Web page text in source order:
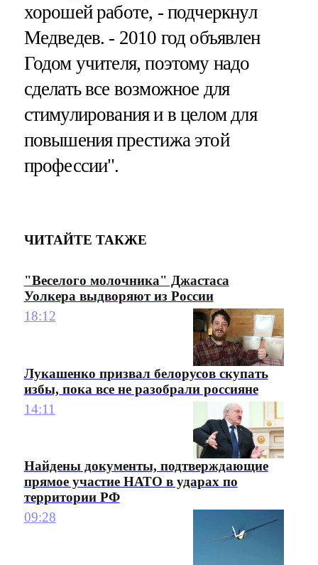
хорошей работе, - подчеркнул
Медведев. - 2010 год объявлен
Годом учителя, поэтому надо
сделать все возможное для
стимулирования и в целом для
повышения престижа этой
профессии".
ЧИТАЙТЕ ТАКЖЕ
"Веселого молочника" Джастаса
Уолкера выдворяют из России
18:12
Лукашенко призвал белорусов скупать
избы, пока все не разобрали россияне
14:11
Найдены документы, подтверждающие
прямое участие НАТО в ударах по
территории РФ
09:28